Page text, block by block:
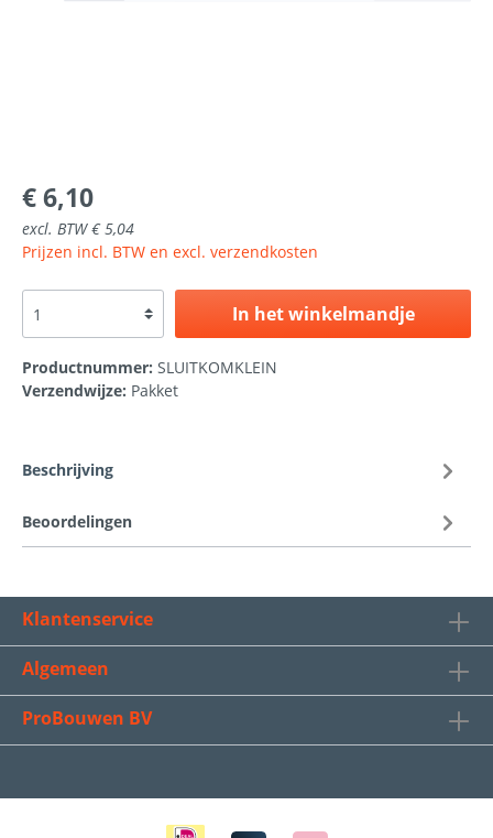
€ 6,10
excl. BTW € 5,04
Prijzen incl. BTW en excl. verzendkosten
In het winkelmandje
Productnummer: SLUITKOMKLEIN
Verzendwijze: Pakket
Beschrijving
Beoordelingen
Klantenservice
Algemeen
ProBouwen BV